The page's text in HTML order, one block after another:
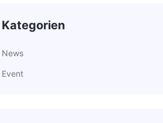
Kategorien
News
Event